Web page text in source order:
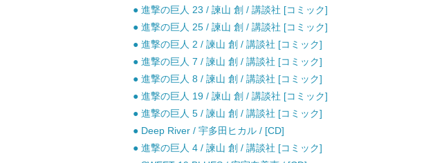
● 進撃の巨人 23 / 諫山 創 / 講談社 [コミック]
● 進撃の巨人 25 / 諫山 創 / 講談社 [コミック]
● 進撃の巨人 2 / 諫山 創 / 講談社 [コミック]
● 進撃の巨人 7 / 諫山 創 / 講談社 [コミック]
● 進撃の巨人 8 / 諫山 創 / 講談社 [コミック]
● 進撃の巨人 19 / 諫山 創 / 講談社 [コミック]
● 進撃の巨人 5 / 諫山 創 / 講談社 [コミック]
● Deep River / 宇多田ヒカル / [CD]
● 進撃の巨人 4 / 諫山 創 / 講談社 [コミック]